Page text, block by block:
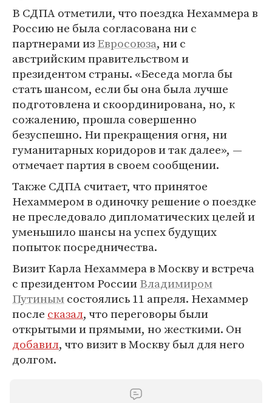
В СДПА отметили, что поездка Нехаммера в
Россию не была согласована ни с
партнерами изЕвросоюза, ни с
австрийским правительством и
президентом страны. «Беседа могла бы
стать шансом, если бы она была лучше
подготовлена и скоординирована, но, к
сожалению, прошла совершенно
безуспешно. Ни прекращения огня, ни
гуманитарных коридоров и так далее», —
отмечает партия в своем сообщении.
Также СДПА считает, что принятое
Нехаммером в одиночку решение о поездке
не преследовало дипломатических целей и
уменьшило шансы на успех будущих
попыток посредничества.
Визит Карла Нехаммера в Москву и встреча
с президентом РоссииВладимиром
Путинымсостоялись 11 апреля. Нехаммер
после сказал, что переговоры были
открытыми и прямыми, но жесткими. Он
добавил, что визит в Москву был для него
долгом.